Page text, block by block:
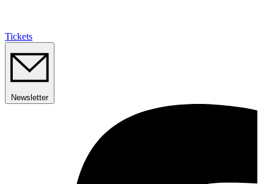
Tickets
Newsletter